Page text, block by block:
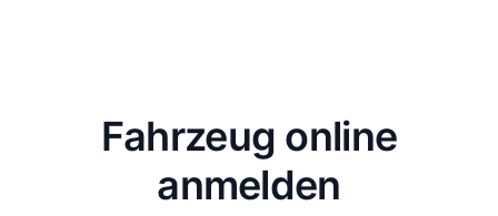
Fahrzeug online
anmelden